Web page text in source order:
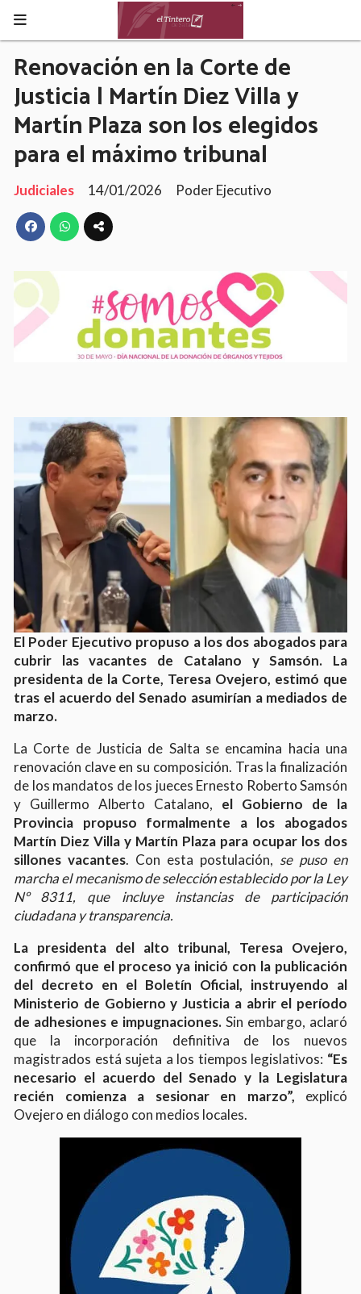
Renovación en la Corte de
Justicia | Martín Diez Villa y
Martín Plaza son los elegidos
para el máximo tribunal
Judiciales 14/01/2026 Poder Ejecutivo
El Poder Ejecutivo propuso a los dos abogados para
cubrir las vacantes de Catalano y Samsón. La
presidenta de la Corte, Teresa Ovejero, estimó que
tras el acuerdo del Senado asumirían a mediados de
marzo.
La Corte de Justicia de Salta se encamina hacia una
renovación clave en su composición. Tras la finalización
de los mandatos de los jueces Ernesto Roberto Samsón
y Guillermo Alberto Catalano, el Gobierno de la
Provincia propuso formalmente a los abogados
Martín Diez Villa y Martín Plaza para ocupar los dos
sillones vacantes. Con esta postulación, se puso en
marcha el mecanismo de selección establecido por la Ley
Nº 8311, que incluye instancias de participación
ciudadana y transparencia.
La presidenta del alto tribunal, Teresa Ovejero,
confirmó que el proceso ya inició con la publicación
del decreto en el Boletín Oficial, instruyendo al
Ministerio de Gobierno y Justicia a abrir el período
de adhesiones e impugnaciones. Sin embargo, aclaró
que la incorporación definitiva de los nuevos
magistrados está sujeta a los tiempos legislativos: “Es
necesario el acuerdo del Senado y la Legislatura
recién comienza a sesionar en marzo”, explicó
Ovejero en diálogo con medios locales.